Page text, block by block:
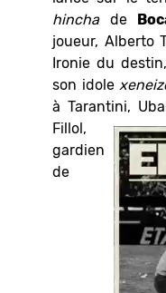
hinchade
joueur, Alberto
Ironie du
son idole
à Tarantini,
Fillol,
gardien
de